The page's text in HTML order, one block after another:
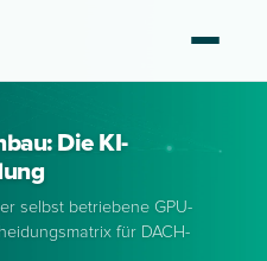
Die KI-
selbst betriebene GPU-
für DACH-